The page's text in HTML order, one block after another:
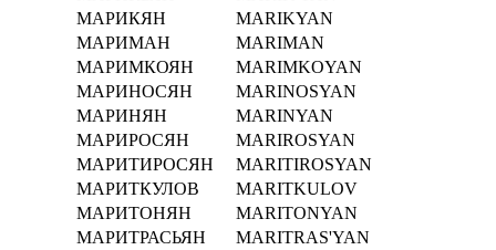
МАРИКЯН
MARIKYAN
МАРИМАН
MARIMAN
МАРИМКОЯН
MARIMKOYAN
МАРИНОСЯН
MARINOSYAN
МАРИНЯН
MARINYAN
МАРИРОСЯН
MARIROSYAN
МАРИТИРОСЯН
MARITIROSYAN
МАРИТКУЛОВ
MARITKULOV
МАРИТОНЯН
MARITONYAN
МАРИТРАСЬЯН
MARITRAS'YAN